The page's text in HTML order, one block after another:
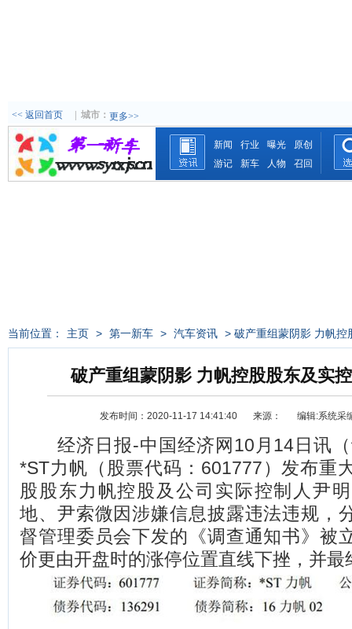
<< 返回首页 城市： 更多>>
资讯
新闻 行业 曝光
原创
游记
新车 人物 召回
选车
当前位置： 主页 > 第一新车 > 汽车资讯 > 破产重组蒙阴影 力帆
破产重组蒙阴影 力帆控股股东及实
发布时间：2020-11-17 14:41:40 来源： 编辑:系统采
经济日报-中国经济网10月14日讯（
*ST力帆（股票代码：601777）发布重
股股东力帆控股及公司实际控制人尹
地、尹索微因涉嫌信息披露违法违规，
督管理委员会下发的《调查通知书》被
价更由开盘时的涨停位置直线下挫，并最